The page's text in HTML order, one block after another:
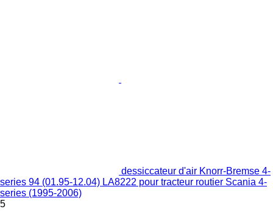
dessiccateur d'air Knorr-Bremse 4-
series 94 (01.95-12.04) LA8222 pour tracteur routier Scania 4-
series (1995-2006)
5